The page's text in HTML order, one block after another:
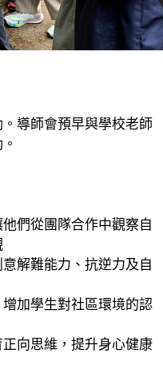
導師會預早與學校老師
們從團隊合作中觀察自
解難能力、抗逆力及自
加學生對社區環境的認
向思維，提升身心健康